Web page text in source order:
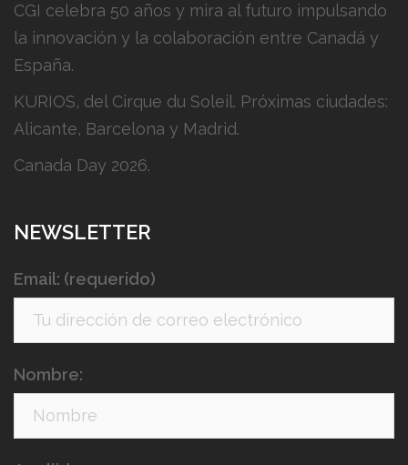
CGI celebra 50 años y mira al futuro impulsando
la innovación y la colaboración entre Canadá y
España.
KURIOS, del Cirque du Soleil. Próximas ciudades:
Alicante, Barcelona y Madrid.
Canada Day 2026.
NEWSLETTER
Email: (requerido)
Nombre: